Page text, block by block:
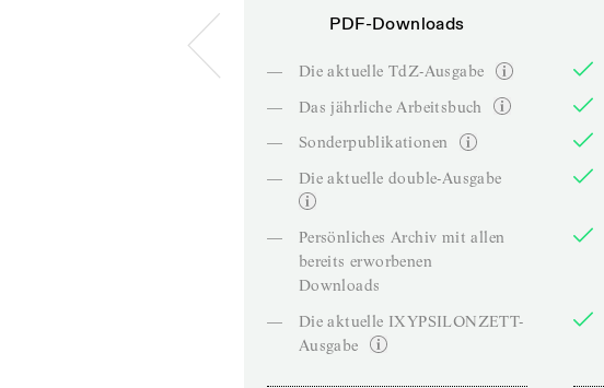
PDF-Downloads
—
Die aktuelle TdZ-Ausgabe
—
Das jährliche Arbeitsbuch
—
Sonderpublikationen
—
Die aktuelle double-Ausgabe
—
Persönliches Archiv mit allen
bereits erworbenen
Downloads
—
Die aktuelle IXYPSILONZETT-
Ausgabe